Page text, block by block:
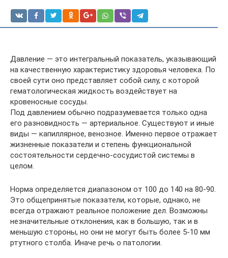
Давление — это интегральный показатель, указывающий
на качественную характеристику здоровья человека. По
своей сути оно представляет собой силу, с которой
гематологическая жидкость воздействует на
кровеносные сосуды.
Под давлением обычно подразумевается только одна
его разновидность — артериальное. Существуют и иные
виды — капиллярное, венозное. Именно первое отражает
жизненные показатели и степень функциональной
состоятельности сердечно-сосудистой системы в
целом.
Норма определяется диапазоном от 100 до 140 на 80-90.
Это общепринятые показатели, которые, однако, не
всегда отражают реальное положение дел. Возможны
незначительные отклонения, как в большую, так и в
меньшую стороны, но они не могут быть более 5-10 мм
ртутного столба. Иначе речь о патологии.